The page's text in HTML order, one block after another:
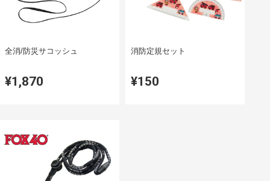
全消/防災サコッシュ
¥1,870
消防定規セット
¥150